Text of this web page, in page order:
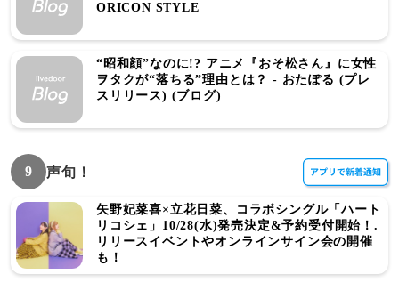
ORICON STYLE
“昭和顔”なのに!? アニメ『おそ松さん』に女性
ヲタクが“落ちる”理由とは？ - おたぽる (プレ
スリリース) (ブログ)
9 声旬！
矢野妃菜喜×立花日菜、コラボシングル「ハート
リコシェ」10/28(水)発売決定&予約受付開始！.
リリースイベントやオンラインサイン会の開催
も！